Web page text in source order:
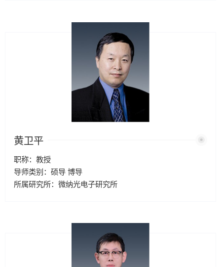
黄卫平
职称：教授
导师类别：硕导 博导
所属研究所：微纳光电子研究所